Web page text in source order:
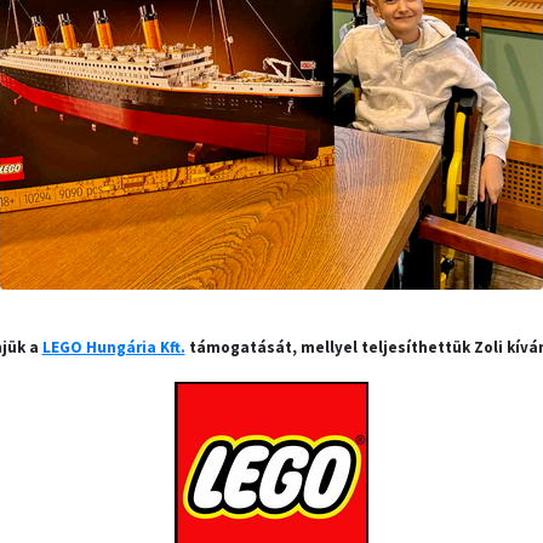
a LEGO Hungária Kft. támogatását, mellyel teljesíthettük Zoli